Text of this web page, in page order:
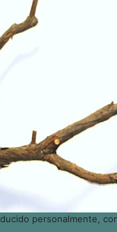
personalmente,